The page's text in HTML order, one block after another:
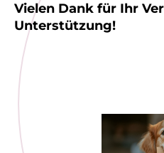
Vielen Dank für Ihr
Unterstützung!